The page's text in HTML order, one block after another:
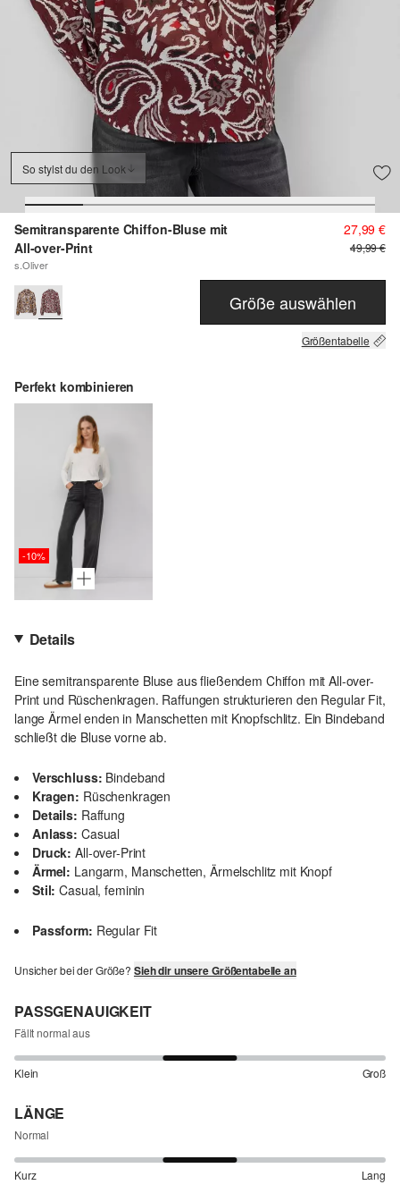
So stylst du den Look
Semitransparente Chiffon-Bluse mit
All-over-Print
s.Oliver
27,99 €
49,99 €
Größe auswählen
Größentabelle
Perfekt kombinieren
-10%
Details
Eine semitransparente Bluse aus fließendem Chiffon mit All-over-
Print und Rüschenkragen. Raffungen strukturieren den Regular Fit,
lange Ärmel enden in Manschetten mit Knopfschlitz. Ein Bindeband
schließt die Bluse vorne ab.
Verschluss: Bindeband
Kragen: Rüschenkragen
Details: Raffung
Anlass: Casual
Druck: All-over-Print
Ärmel: Langarm, Manschetten, Ärmelschlitz mit Knopf
Stil: Casual, feminin
Passform: Regular Fit
Unsicher bei der Größe? Sieh dir unsere Größentabelle an
PASSGENAUIGKEIT
Fällt normal aus
Klein Groß
LÄNGE
Normal
Kurz Lang